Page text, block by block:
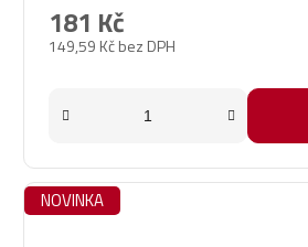
149,59 Kč bez DPH
181 Kč
NOVINKA